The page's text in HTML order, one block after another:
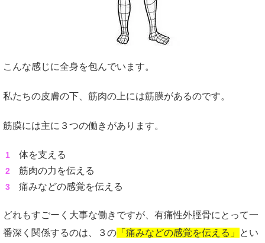
こんな感じに全身を包んでいます。
私たちの皮膚の下、筋肉の上には筋膜があるのです。
筋膜には主に３つの働きがあります。
体を支える
筋肉の力を伝える
痛みなどの感覚を伝える
どれもすごーく大事な働きですが、有痛性外脛骨にとって一
番深く関係するのは、３の 「痛みなどの感覚を伝える」
とい